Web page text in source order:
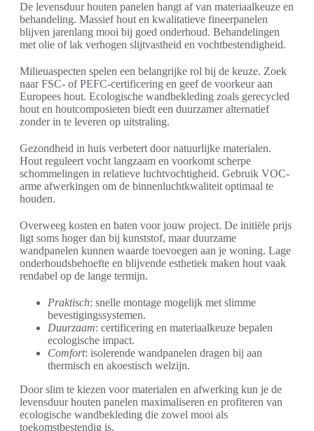
De levensduur houten panelen hangt af van materiaalkeuze en
behandeling. Massief hout en kwalitatieve fineerpanelen
blijven jarenlang mooi bij goed onderhoud. Behandelingen
met olie of lak verhogen slijtvastheid en vochtbestendigheid.
Milieuaspecten spelen een belangrijke rol bij de keuze. Zoek
naar FSC- of PEFC-certificering en geef de voorkeur aan
Europees hout. Ecologische wandbekleding zoals gerecycled
hout en houtcomposieten biedt een duurzamer alternatief
zonder in te leveren op uitstraling.
Gezondheid in huis verbetert door natuurlijke materialen.
Hout reguleert vocht langzaam en voorkomt scherpe
schommelingen in relatieve luchtvochtigheid. Gebruik VOC-
arme afwerkingen om de binnenluchtkwaliteit optimaal te
houden.
Overweeg kosten en baten voor jouw project. De initiële prijs
ligt soms hoger dan bij kunststof, maar duurzame
wandpanelen kunnen waarde toevoegen aan je woning. Lage
onderhoudsbehoefte en blijvende esthetiek maken hout vaak
rendabel op de lange termijn.
Praktisch: snelle montage mogelijk met slimme
bevestigingssystemen.
Duurzaam: certificering en materiaalkeuze bepalen
ecologische impact.
Comfort: isolerende wandpanelen dragen bij aan
thermisch en akoestisch welzijn.
Door slim te kiezen voor materialen en afwerking kun je de
levensduur houten panelen maximaliseren en profiteren van
ecologische wandbekleding die zowel mooi als
toekomstbestendig is.